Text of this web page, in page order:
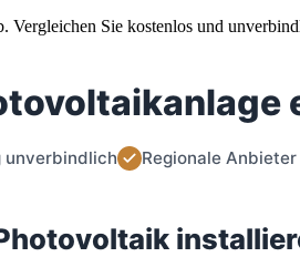
Sie kostenlos und
unverbindlich Regionale Anbieter